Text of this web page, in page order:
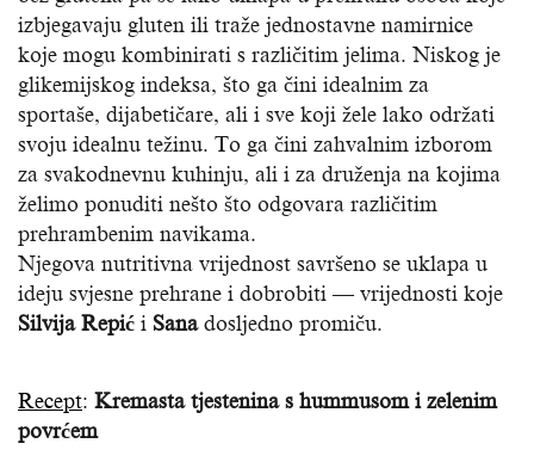
izbjegavaju gluten ili traže jednostavne namirnice
koje mogu kombinirati s različitim jelima. Niskog je
glikemijskog indeksa, što ga čini idealnim za
sportaše, dijabetičare, ali i sve koji žele lako održati
svoju idealnu težinu. To ga čini zahvalnim izborom
za svakodnevnu kuhinju, ali i za druženja na kojima
želimo ponuditi nešto što odgovara različitim
prehrambenim navikama.
Njegova nutritivna vrijednost savršeno se uklapa u
ideju svjesne prehrane i dobrobiti — vrijednosti koje
Silvija Repić i Sanadosljedno promiču.
Recept: Kremasta tjestenina s hummusom i zelenim
povrćem